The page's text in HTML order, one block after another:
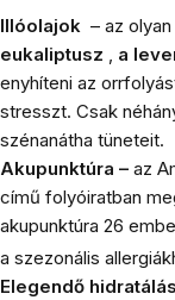
Illóolajok – az
eukaliptusz , a
enyhíteni az
stresszt. Csak
szénanátha tüneteit.
Akupunktúra – az
című folyóiratban
akupunktúra 26
a szezonális
Elegendő